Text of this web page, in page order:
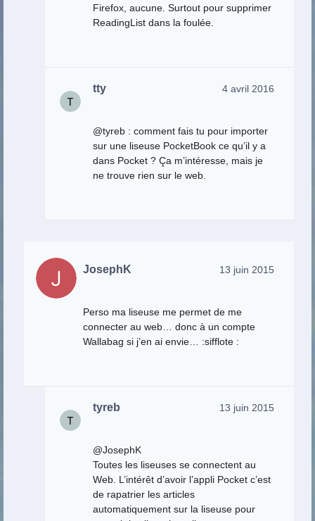
Firefox, aucune. Surtout pour supprimer
ReadingList dans la foulée.
tty 4 avril 2016
@tyreb : comment fais tu pour importer
sur une liseuse PocketBook ce qu’il y a
dans Pocket ? Ça m’intéresse, mais je
ne trouve rien sur le web.
JosephK 13 juin 2015
Perso ma liseuse me permet de me
connecter au web… donc à un compte
Wallabag si j’en ai envie… :sifflote :
tyreb 13 juin 2015
@JosephK
Toutes les liseuses se connectent au
Web. L’intérêt d’avoir l’appli Pocket c’est
de rapatrier les articles
automatiquement sur la liseuse pour